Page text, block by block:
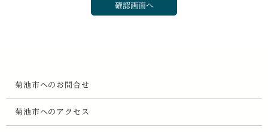
菊池市へのお問合せ
菊池市へのアクセス